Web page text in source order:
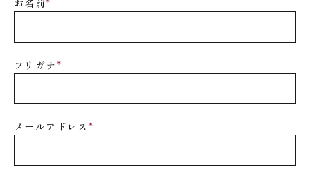
お名前*
フリガナ*
メールアドレス *